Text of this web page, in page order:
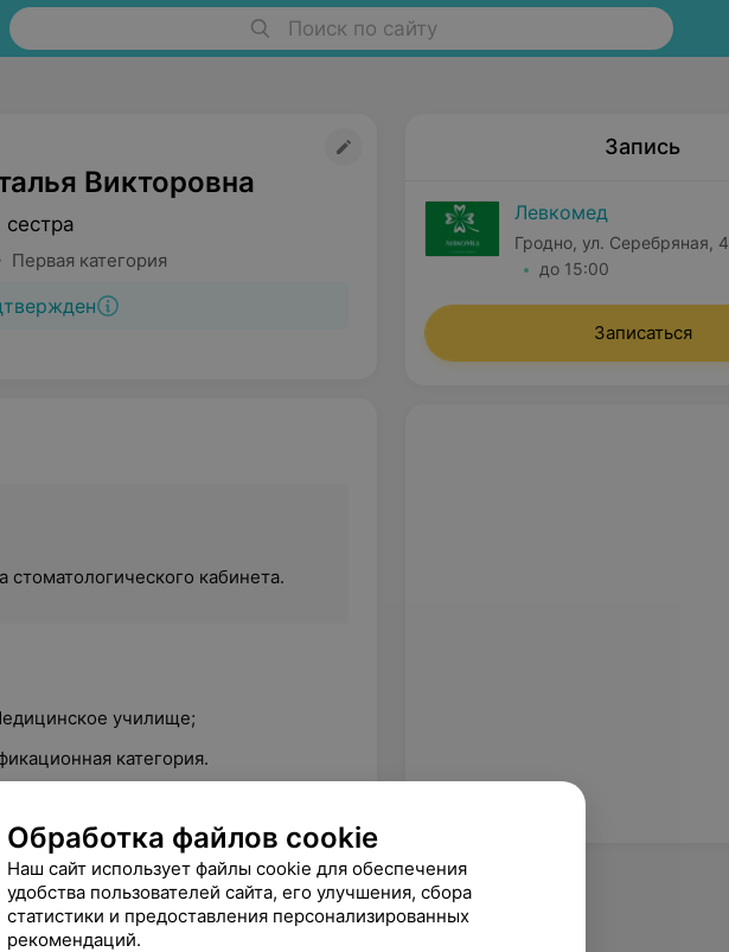
Поиск по сайту
Викторовна
категория
стоматологического кабинета.
училище;
категория.
деятельности медицинской
режим в отделениях
Запись
Левкомед
Гродно, ул. Серебряная, 4
до 15:00
Записаться
Обработка файлов cookie
Наш сайт использует файлы cookie для обеспечения
удобства пользователей сайта, его улучшения, сбора
статистики и предоставления персонализированных
рекомендаций.